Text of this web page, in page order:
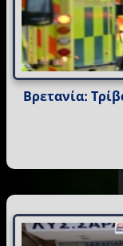
Βρετανία: